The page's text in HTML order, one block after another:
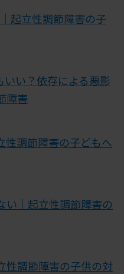
起立性調節障害の子
いい？依存による悪影
障害
性調節障害の子どもへ
い｜起立性調節障害の
性調節障害の子供の対